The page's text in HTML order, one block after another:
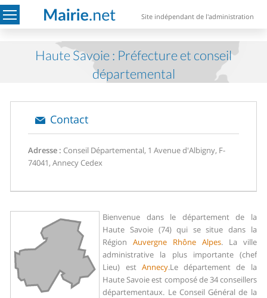
Site indépendant de l'administration
Haute Savoie : Préfecture et conseil
départemental
Contact
Adresse : Conseil Départemental, 1 Avenue d'Albigny, F-
74041, Annecy Cedex
Bienvenue dans le département de la
Haute Savoie (74) qui se situe dans la
RégionAuvergne Rhône Alpes. La ville
administrative la plus importante (chef
Lieu) est Annecy.Le département de la
Haute Savoie est composé de 34 conseillers
départementaux. Le Conseil Général de la